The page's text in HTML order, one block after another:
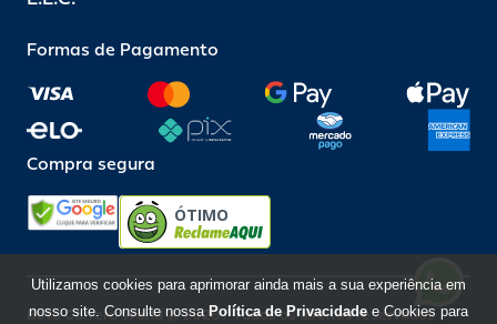
Formas de Pagamento
Compra segura
ÓTIMO
Beto Carrero World @ 2026 / Todos os direitos reservados
Utilizamos cookies para aprimorar ainda mais a sua experiência em
nosso site. Consulte nossa Política de Privacidade e Cookies para